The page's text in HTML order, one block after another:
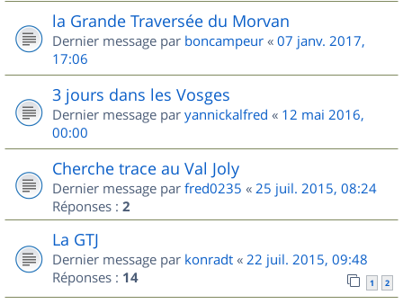
la Grande Traversée du Morvan
Dernier message par boncampeur « 07 janv. 2017,
17:06
3 jours dans les Vosges
Dernier message par yannickalfred « 12 mai 2016,
00:00
Cherche trace au Val Joly
Dernier message par fred0235 « 25 juil. 2015, 08:24
Réponses : 2
La GTJ
Dernier message par konradt « 22 juil. 2015, 09:48
Réponses : 14 1 2